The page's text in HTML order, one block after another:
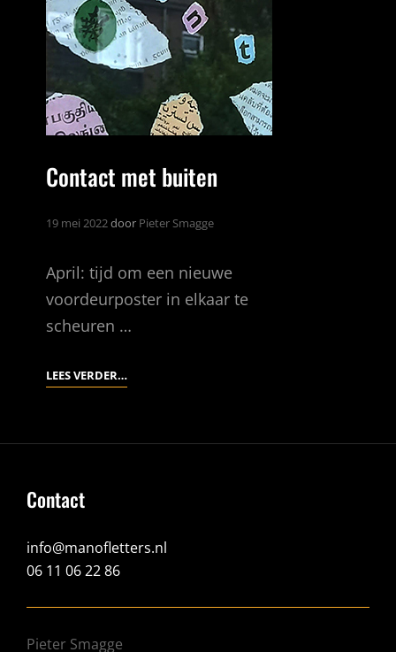
Contact met buiten
19 mei 2022door Pieter Smagge
April: tijd om een nieuwe
voordeurposter in elkaar te
scheuren …
LEES VERDER…CONTACT
Contact
info@manofletters.nl
06 11 06 22 86
Pieter Smagge